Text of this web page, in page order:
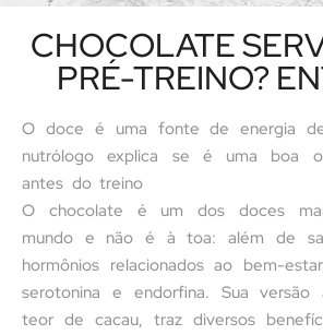
CHOCOLATE
PRÉ-TREINO?
O doce é uma fonte de energia
nutrólogo explica se é uma boa
antes do treino
O chocolate é um dos doces
mundo e não é à toa: além de
hormônios relacionados ao bem-
serotonina e endorfina. Sua versão
teor de cacau, traz diversos